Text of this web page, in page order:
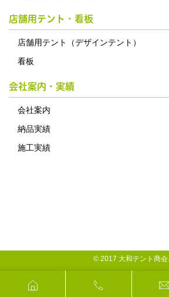
店舗用テント・看板
店舗用テント（デザインテント）
看板
会社案内・実績
会社案内
納品実績
施工実績
© 2017 大和テント商会.